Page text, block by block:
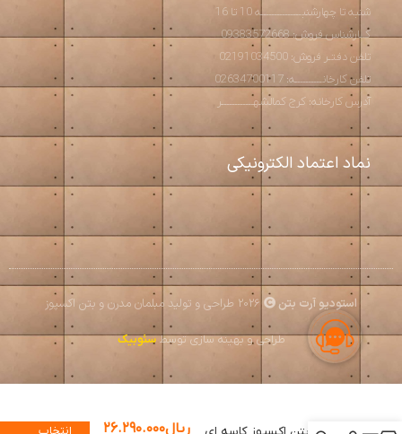
شنبه تا چهارشنبـــــــــــــــه 10 تا 16
کــارشناس فروش: 09383572668
تلفن دفتـر فروش: 02191034500
تلفن کارخانــــــــــه: 02634700117
آدرس کارخانه: کرج کمالشهــــــــــــر
نماد اعتماد الکترونیکی
استودیو آرت بتن
طراحی و بهینه سازی توسطسئوبیک
ریال۲۶.۲۹۰.۰۰۰ انتخاب